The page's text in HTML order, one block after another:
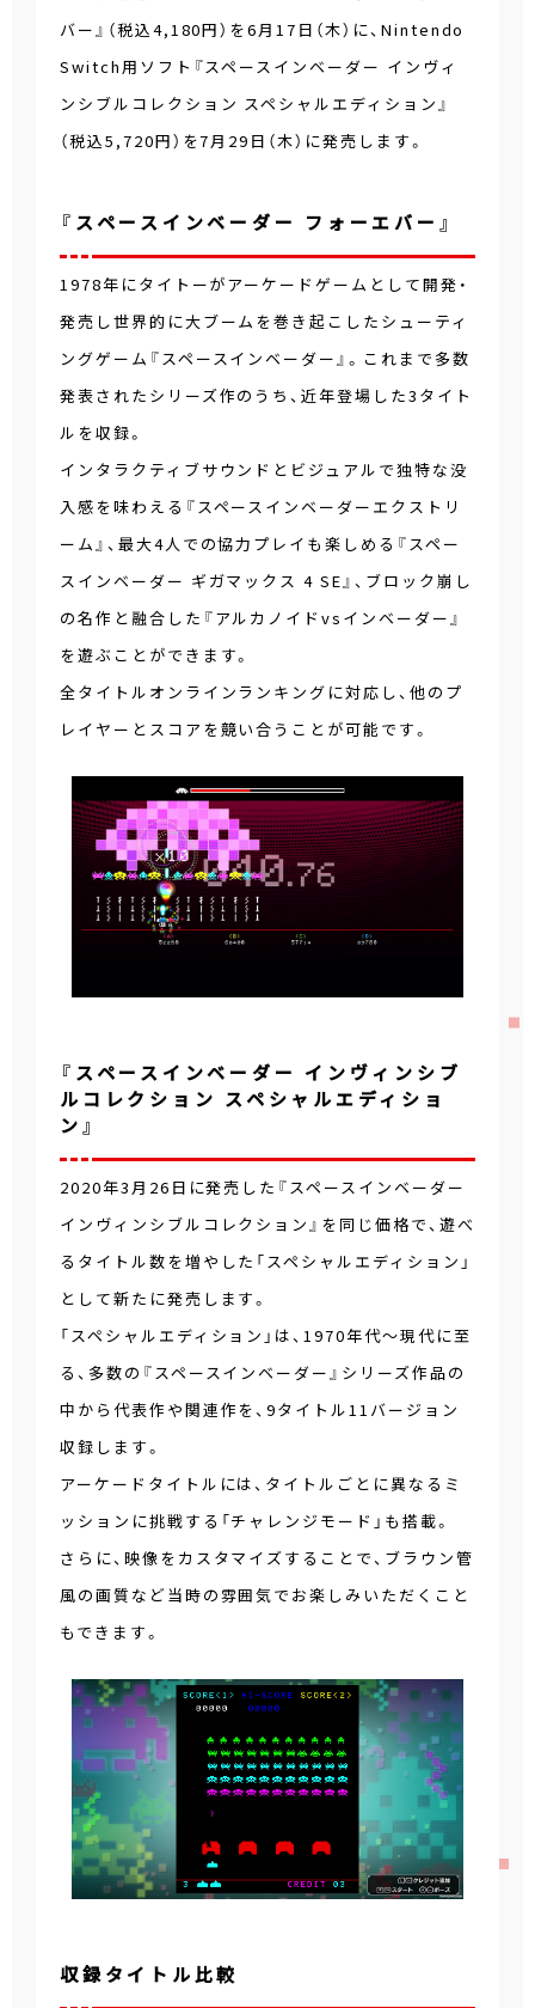
バー』（税込4,180円）を6月17日（木）に、Nintendo
Switch用ソフト『スペースインベーダー インヴィ
ンシブルコレクション スペシャルエディション』
（税込5,720円）を7月29日（木）に発売します。
『スペースインベーダー フォーエバー』
1978年にタイトーがアーケードゲームとして開発・
発売し世界的に大ブームを巻き起こしたシューティ
ングゲーム『スペースインベーダー』。これまで多数
発表されたシリーズ作のうち、近年登場した3タイト
ルを収録。
インタラクティブサウンドとビジュアルで独特な没
入感を味わえる『スペースインベーダーエクストリ
ーム』、最大4人での協力プレイも楽しめる『スペー
スインベーダー ギガマックス 4 SE』、ブロック崩し
の名作と融合した『アルカノイドvsインベーダー』
を遊ぶことができます。
全タイトルオンラインランキングに対応し、他のプ
レイヤーとスコアを競い合うことが可能です。
『スペースインベーダー インヴィンシブ
ルコレクション スペシャルエディショ
ン』
2020年3月26日に発売した『スペースインベーダー
インヴィンシブルコレクション』を同じ価格で、遊べ
るタイトル数を増やした「スペシャルエディション」
として新たに発売します。
「スペシャルエディション」は、1970年代～現代に至
る、多数の『スペースインベーダー』シリーズ作品の
中から代表作や関連作を、9タイトル11バージョン
収録します。
アーケードタイトルには、タイトルごとに異なるミ
ッションに挑戦する「チャレンジモード」も搭載。
さらに、映像をカスタマイズすることで、ブラウン管
風の画質など当時の雰囲気でお楽しみいただくこと
もできます。
収録タイトル比較